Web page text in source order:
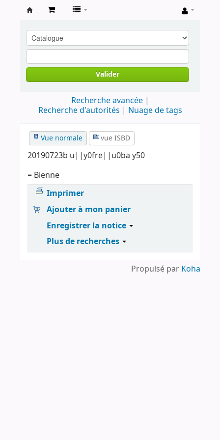
contestataires
Valider
Recherche avancée
Recherche d'autorités
Nuage de tags
Vue normale vue ISBD
20190723b u||y0fre||u0ba y50
= Bienne
Imprimer
Ajouter à mon panier
Enregistrer la notice
Plus de recherches
Propulsé par Koha